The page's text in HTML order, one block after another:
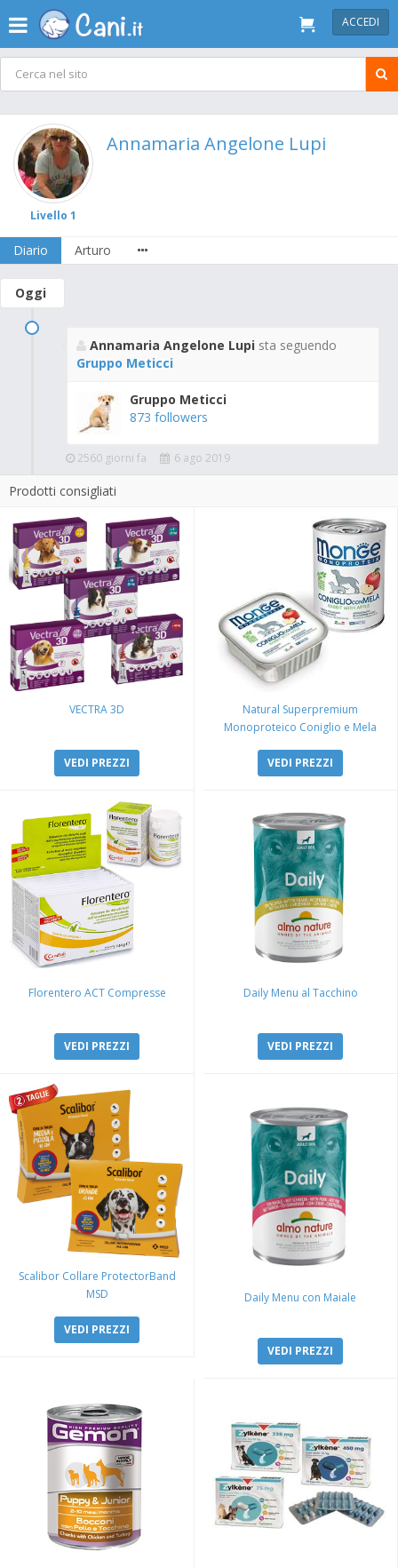
ACCEDI
Livello 1
Annamaria Angelone Lupi
Diario Arturo
Oggi
Annamaria Angelone Lupi sta seguendo
Gruppo Meticci
Gruppo Meticci
873 followers
2560 giorni fa 6 ago 2019
Prodotti consigliati
VECTRA 3D
VEDI PREZZI
Natural Superpremium
Monoproteico Coniglio e Mela
VEDI PREZZI
Florentero ACT Compresse
VEDI PREZZI
Daily Menu al Tacchino
VEDI PREZZI
Scalibor Collare ProtectorBand
MSD
VEDI PREZZI
Daily Menu con Maiale
VEDI PREZZI